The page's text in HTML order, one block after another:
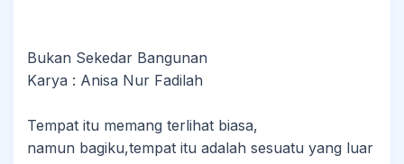
Bukan Sekedar Bangunan
Karya : Anisa Nur Fadilah
Tempat itu memang terlihat biasa,
namun bagiku,tempat itu adalah sesuatu yang luar